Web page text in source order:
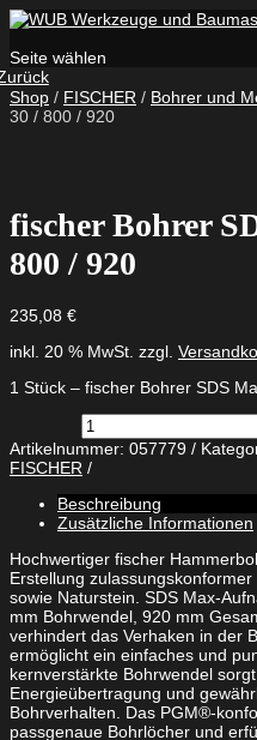
Seite wählen
Shop / FISCHER / Bohrer und
30 / 800 / 920
fischer Bohrer
800 / 920
235,08 €
inkl. 20 % MwSt. zzgl.
1 Stück – fischer Bohrer SDS
fischer
Bohrer
SDS
Max
IV
30
/
800
/
920
Menge
Artikelnummer: 057779
FISCHER
Beschreibung
Zusätzliche Informationen
Hochwertiger fischer
Erstellung
sowie Naturstein. SDS Max-
mm Bohrwendel, 920 mm
verhindert das Verhaken in der
ermöglicht ein einfaches und
kernverstärkte Bohrwendel
Energieübertragung und
Bohrverhalten. Das PGM®-
passgenaue Bohrlöcher und